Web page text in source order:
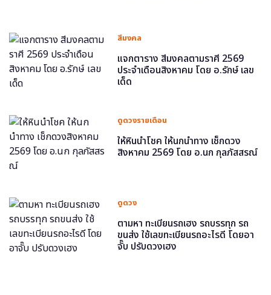
สีมงคล
แจกตาราง สีมงคลตามราศี 2569
ประจำเดือนสิงหาคม โดย อ.รักษ์ เลข
เด็ด
ดูดวงรายเดือน
ให้หินนำโชค ให้นกนำทาง เช็กดวง
สิงหาคม 2569 โดย อ.นก กุลภัสสรณ์
ดูดวง
ตามหา ทะเบียนรถเฮง รถบรรทุก รถ
ขนส่ง ใช้เลขทะเบียนรถอะไรดี โดยอา
จั๊บ ปรับดวงเฮง